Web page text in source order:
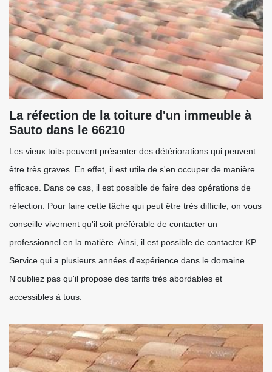
La réfection de la toiture d'un immeuble à
Sauto dans le 66210
Les vieux toits peuvent présenter des détériorations qui peuvent
être très graves. En effet, il est utile de s'en occuper de manière
efficace. Dans ce cas, il est possible de faire des opérations de
réfection. Pour faire cette tâche qui peut être très difficile, on vous
conseille vivement qu'il soit préférable de contacter un
professionnel en la matière. Ainsi, il est possible de contacter KP
Service qui a plusieurs années d'expérience dans le domaine.
N'oubliez pas qu'il propose des tarifs très abordables et
accessibles à tous.